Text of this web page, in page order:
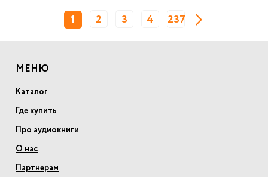
1 2 3 4 237
МЕНЮ
Каталог
Где купить
Про аудиокниги
О нас
Партнерам